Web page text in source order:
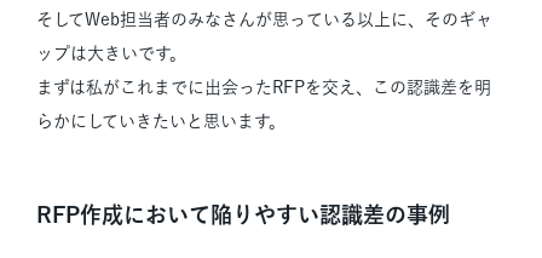
そしてWeb担当者のみなさんが思っている以上に、そのギャ
ップは大きいです。
まずは私がこれまでに出会ったRFPを交え、この認識差を明
らかにしていきたいと思います。
RFP作成において陥りやすい認識差の事例